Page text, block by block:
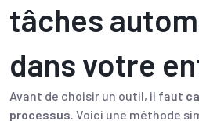
tâches
dans votre
Avant de choisir un outil, il faut
processus. Voici une méthode